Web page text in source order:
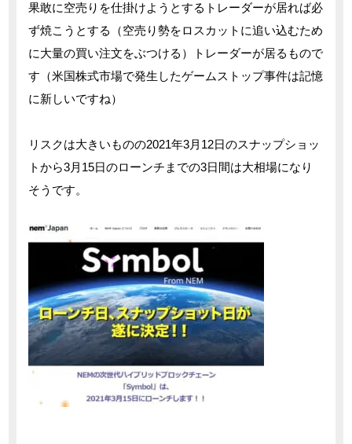
果敢に空売りを仕掛けようとするトレーダーが居れば必
ず焼こうとする（空売り勢をロスカットに追い込むため
に大量の買い注文をぶつける）トレーダーが居るもので
す（米国株式市場で発生したゲームストップ事件は記憶
に新しいですね）
リスクは大きいものの2021年3月12日のスナップショッ
トから3月15日のローンチまでの3日間は大相場になり
そうです。